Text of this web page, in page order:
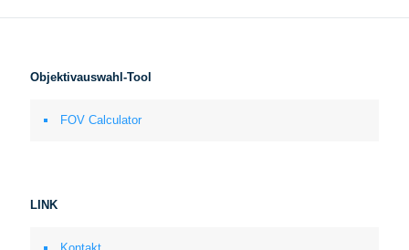
Objektivauswahl-Tool
FOV Calculator
LINK